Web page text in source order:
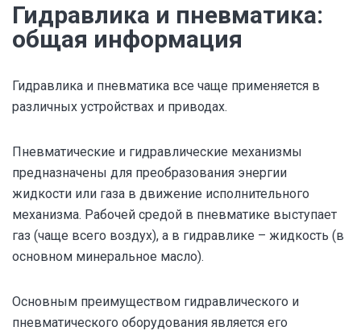
Гидравлика и пневматика:
общая информация
Гидравлика и пневматика все чаще применяется в
различных устройствах и приводах.
Пневматические и гидравлические механизмы
предназначены для преобразования энергии
жидкости или газа в движение исполнительного
механизма. Рабочей средой в пневматике выступает
газ (чаще всего воздух), а в гидравлике – жидкость (в
основном минеральное масло).
Основным преимуществом гидравлического и
пневматического оборудования является его